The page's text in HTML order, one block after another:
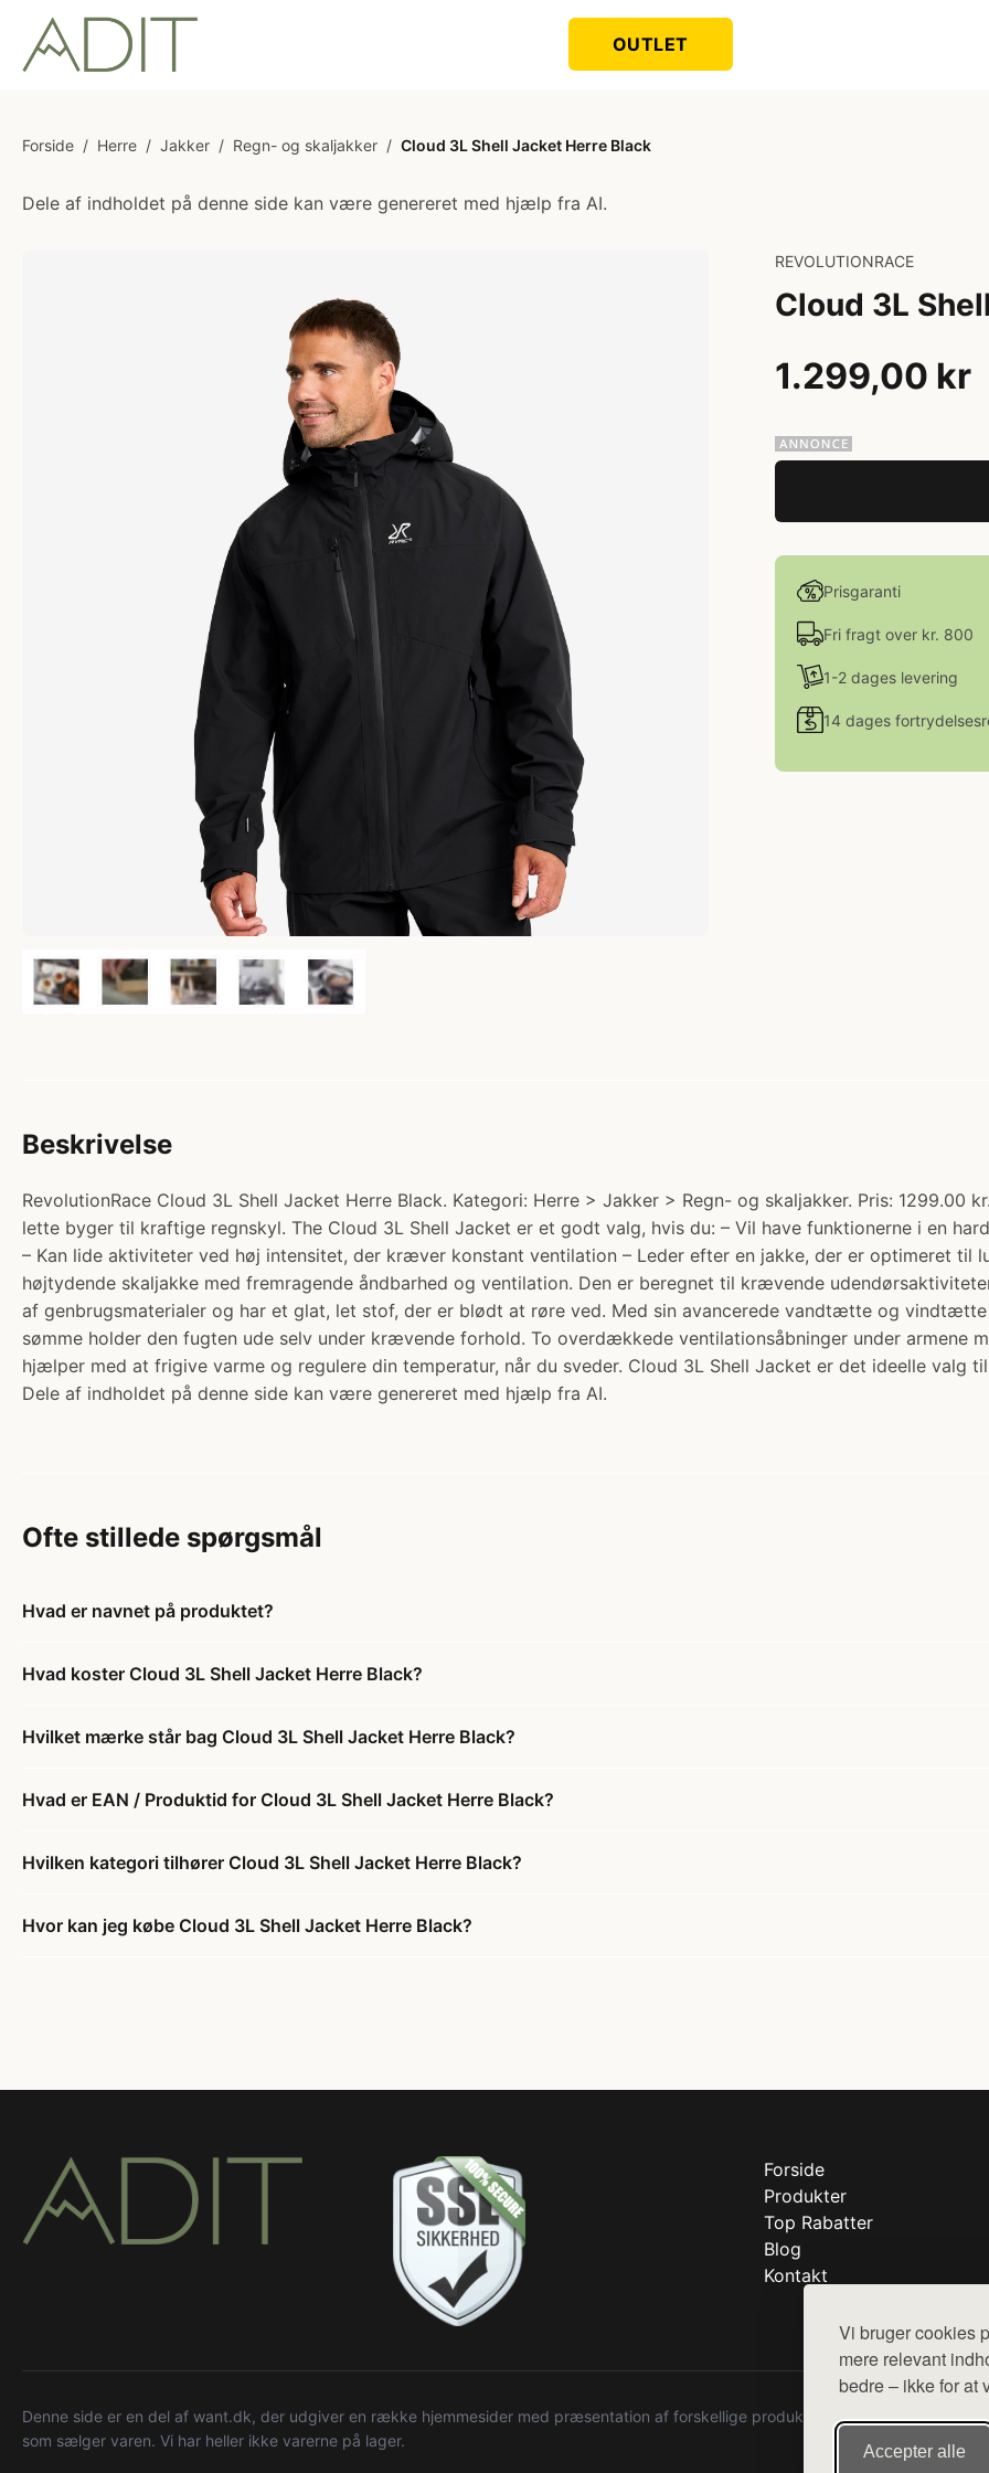
Vi bruger cookies
mere relevant
bedre – ikke for
Accepter alle
OUTLET
Forside / Herre / Jakker / Regn- og skaljakker / Cloud 3L Shell Jacket Herre Black
Dele af indholdet på denne side kan være genereret med hjælp fra AI.
REVOLUTIONRACE
Cloud 3L
1.299,00 kr
Prisgaranti
Fri fragt over kr. 800
1-2 dages levering
14 dages
Beskrivelse
RevolutionRace Cloud 3L Shell Jacket Herre Black. Kategori: Herre > Jakker > Regn- og skaljakker. Pris: 1299.00
lette byger til kraftige regnskyl. The Cloud 3L Shell Jacket er et godt valg, hvis du: – Vil have funktionerne i en
– Kan lide aktiviteter ved høj intensitet, der kræver konstant ventilation – Leder efter en jakke, der er optimeret til
højtydende skaljakke med fremragende åndbarhed og ventilation. Den er beregnet til krævende
af genbrugsmaterialer og har et glat, let stof, der er blødt at røre ved. Med sin avancerede vandtætte og
sømme holder den fugten ude selv under krævende forhold. To overdækkede ventilationsåbninger under armene
hjælper med at frigive varme og regulere din temperatur, når du sveder. Cloud 3L Shell Jacket er det ideelle valg
Dele af indholdet på denne side kan være genereret med hjælp fra AI.
Ofte stillede spørgsmål
Hvad er navnet på produktet?
Hvad koster Cloud 3L Shell Jacket Herre Black?
Hvilket mærke står bag Cloud 3L Shell Jacket Herre Black?
Hvad er EAN / Produktid for Cloud 3L Shell Jacket Herre Black?
Hvilken kategori tilhører Cloud 3L Shell Jacket Herre Black?
Hvor kan jeg købe Cloud 3L Shell Jacket Herre Black?
Forside
Produkter
Top Rabatter
Blog
Kontakt
Denne side er en del af want.dk, der udgiver en række hjemmesider med præsentation af forskellige produkter fra diverse
som sælger varen. Vi har heller ikke varerne på lager.